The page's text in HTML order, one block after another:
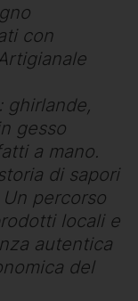
con
ghirlande,
gesso
a mano.
di sapori
percorso
locali e
autentica
del